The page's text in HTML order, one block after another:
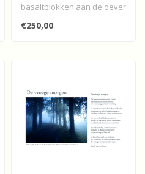
basaltblokken aan de oever
€250,00